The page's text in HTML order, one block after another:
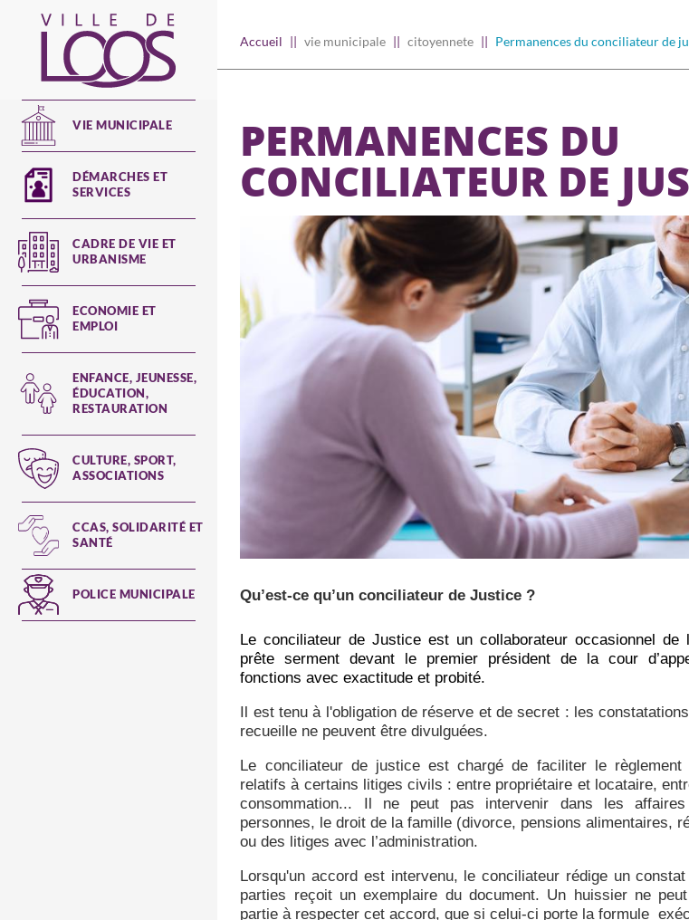
Main
navigation
VIE MUNICIPALE
DÉMARCHES ET
SERVICES
CADRE DE VIE ET
URBANISME
ECONOMIE ET
EMPLOI
ENFANCE, JEUNESSE,
ÉDUCATION,
RESTAURATION
CULTURE, SPORT,
ASSOCIATIONS
CCAS, SOLIDARITÉ ET
SANTÉ
POLICE MUNICIPALE
Accueil vie municipale citoyennete Permanences du conciliateur de
PERMANENCES DU
CONCILIATEUR DE
Qu’est-ce qu’un conciliateur de Justice ?
Le conciliateur de Justice est un collaborateur occasionnel de
prête serment devant le premier président de la cour
fonctions avec exactitude et probité.
Il est tenu à l'obligation de réserve et de secret : les
recueille ne peuvent être divulguées.
Le conciliateur de justice est chargé de faciliter le règlement
relatifs à certains litiges civils : entre propriétaire et locataire,
consommation... Il ne peut pas intervenir dans les affaires
personnes, le droit de la famille (divorce, pensions alimentaires,
ou des litiges avec l’administration.
Lorsqu'un accord est intervenu, le conciliateur rédige un constat
parties reçoit un exemplaire du document. Un huissier ne
partie à respecter cet accord, que si celui-ci porte la formule